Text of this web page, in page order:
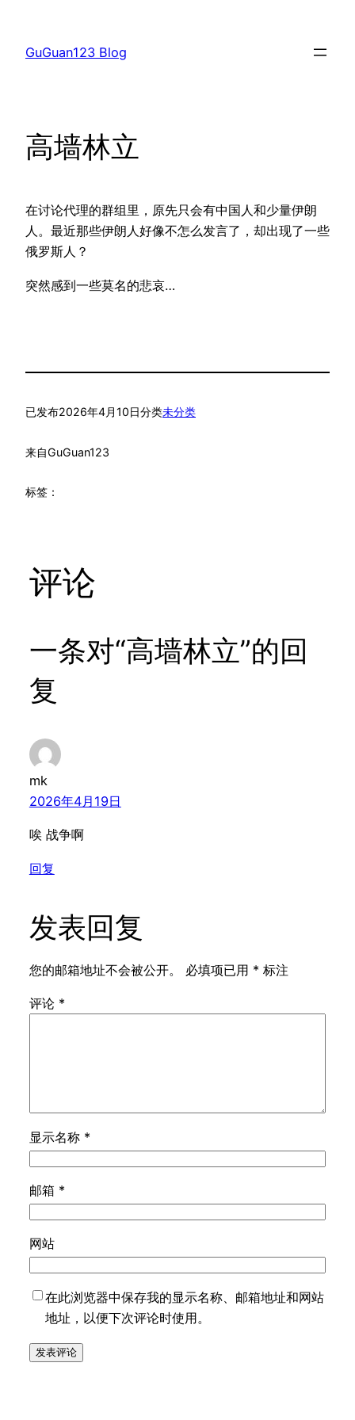
GuGuan123 Blog
高墙林立
在讨论代理的群组里，原先只会有中国人和少量伊朗
人。最近那些伊朗人好像不怎么发言了，却出现了一些
俄罗斯人？
突然感到一些莫名的悲哀…
已发布2026年4月10日分类未分类
来自GuGuan123
标签：
评论
一条对“高墙林立”的回
复
mk
2026年4月19日
唉 战争啊
回复
发表回复
您的邮箱地址不会被公开。 必填项已用 * 标注
评论 *
显示名称 *
邮箱 *
网站
在此浏览器中保存我的显示名称、邮箱地址和网站
地址，以便下次评论时使用。